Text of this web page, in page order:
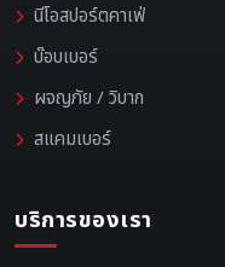
นีโอสปอร์ตคาเฟ่
บ๊อบเบอร์
ผจญภัย / วิบาก
สแคมเบอร์
บริการของเรา